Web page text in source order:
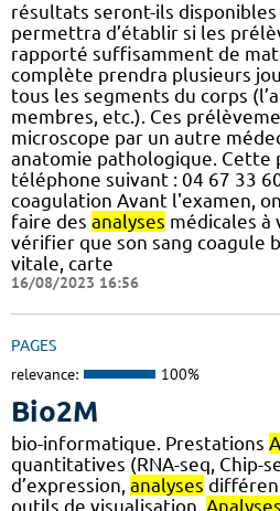
résultats seront-ils disponibles
permettra d’établir si les
rapporté suffisamment de
complète prendra plusieurs
tous les segments du corps
membres, etc.). Ces
microscope par un autre
anatomie pathologique. Cette
téléphone suivant : 04 67 33
coagulation Avant l'examen,
faire des analyses médicales
vérifier que son sang coagule
vitale, carte
16/08/2023 16:56
PAGES
relevance: 100%
Bio2M
bio-informatique. Prestations
quantitatives (RNA-seq, Chip-
d’expression, analyses
outils de visualisation, Analyses